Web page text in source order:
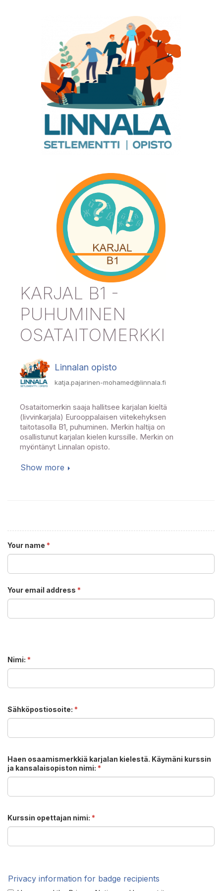
KARJAL B1 -
PUHUMINEN
OSATAITOMERKKI
Linnalan opisto
katja.pajarinen-mohamed@linnala.fi
Osataitomerkin saaja hallitsee karjalan kieltä
(livvinkarjala) Eurooppalaisen viitekehyksen
taitotasolla B1, puhuminen. Merkin haltija on
osallistunut karjalan kielen kurssille. Merkin on
myöntänyt Linnalan opisto.
Show more
Your name *
Your email address *
Nimi: *
Sähköpostiosoite: *
Haen osaamismerkkiä karjalan kielestä. Käymäni kurssin
ja kansalaisopiston nimi: *
Kurssin opettajan nimi: *
Privacy information for badge recipients